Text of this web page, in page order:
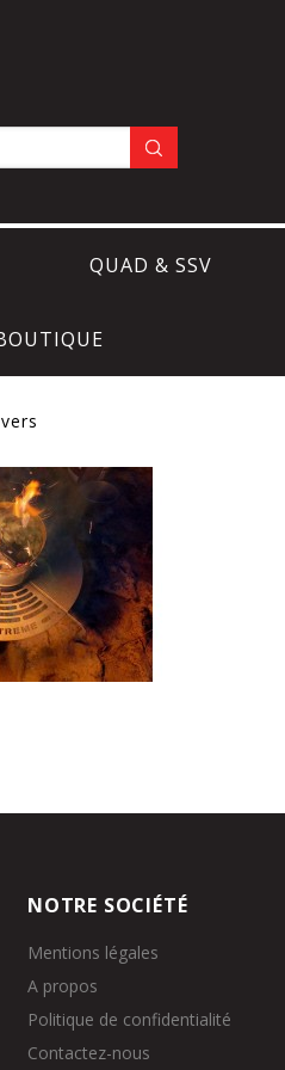
QUAD & SSV
NOTRE SOCIÉTÉ
Mentions légales
A propos
Politique de confidentialité
Contactez-nous